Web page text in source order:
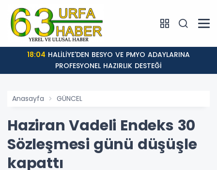
18:04
PROFESYONEL HAZIRLIK DESTEĞİ
Anasayfa GÜNCEL
Haziran Vadeli Endeks 30
Sözleşmesi günü düşüşle
kapattı